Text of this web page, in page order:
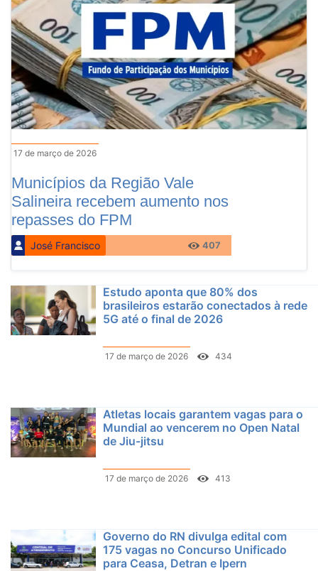
17 de março de 2026
Municípios da Região Vale
Salineira recebem aumento nos
repasses do FPM
José Francisco 407
Estudo aponta que 80% dos
brasileiros estarão conectados à rede
5G até o final de 2026
17 de março de 2026 434
Atletas locais garantem vagas para o
Mundial ao vencerem no Open Natal
de Jiu-jitsu
17 de março de 2026 413
Governo do RN divulga edital com
175 vagas no Concurso Unificado
para Ceasa, Detran e Ipern